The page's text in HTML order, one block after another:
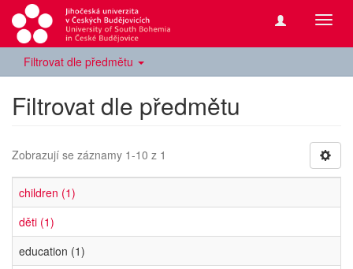
Filtrovat dle předmětu
Filtrovat dle předmětu
Zobrazují se záznamy 1-10 z 1
children (1)
děti (1)
education (1)